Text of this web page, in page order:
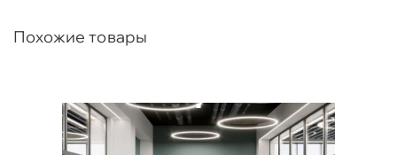
Похожие товары